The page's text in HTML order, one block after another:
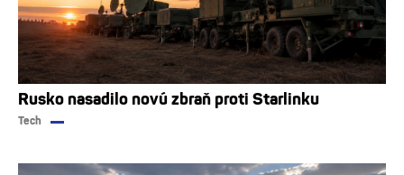
Rusko nasadilo novú zbraň proti Starlinku
Tech